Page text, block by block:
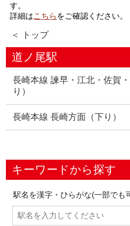
す。
詳細はこちら をご確認ください。
＜ トップ
道ノ尾駅
長崎本線 諫早・江北・佐賀
り）
長崎本線 長崎方面（下り）
キーワードから探す
駅名を漢字・ひらがな(一部でも